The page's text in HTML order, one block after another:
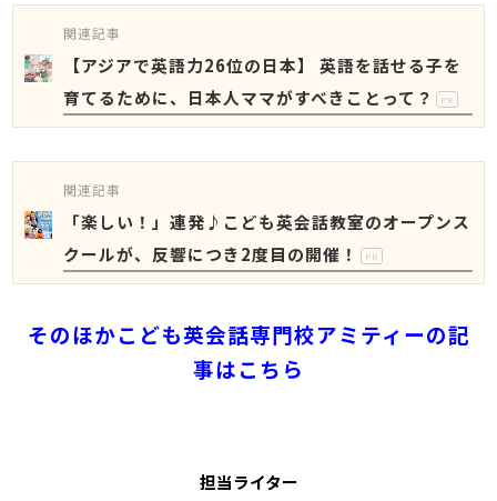
関連記事
【アジアで英語力26位の日本】 英語を話せる子を
育てるために、日本人ママがすべきことって？
PR
関連記事
「楽しい！」連発♪こども英会話教室のオープンス
クールが、反響につき2度目の開催！
PR
そのほかこども英会話専門校アミティーの記
事はこちら
担当ライター